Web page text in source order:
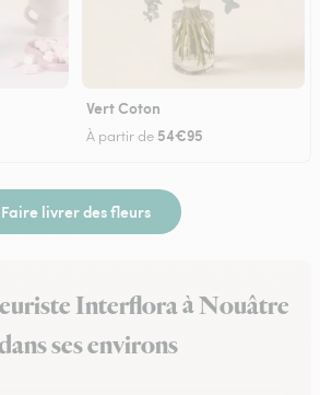
Vert Coton
À partir de 54€95
Faire livrer des fleurs
Interflora à Nouâtre
ses environs